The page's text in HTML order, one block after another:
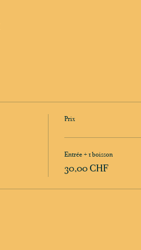
Prix
Entrée + 1 boisson
30,00 CHF